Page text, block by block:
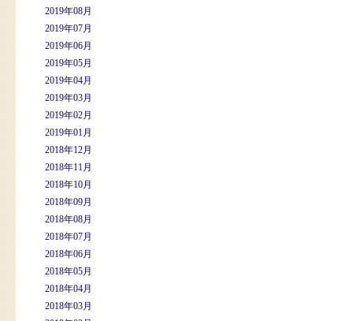
2019年08月
2019年07月
2019年06月
2019年05月
2019年04月
2019年03月
2019年02月
2019年01月
2018年12月
2018年11月
2018年10月
2018年09月
2018年08月
2018年07月
2018年06月
2018年05月
2018年04月
2018年03月